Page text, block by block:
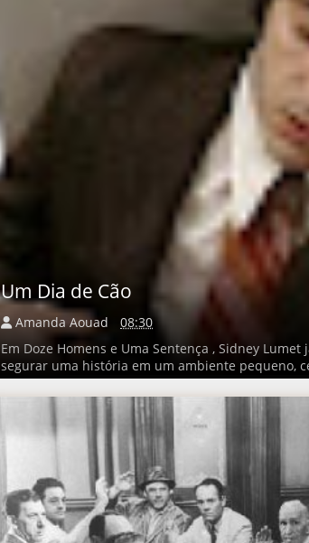
Um Dia de Cão
Amanda Aouad
08:30
Em Doze Homens e Uma Sentença , Sidney
segurar uma história em um ambiente pequeno,